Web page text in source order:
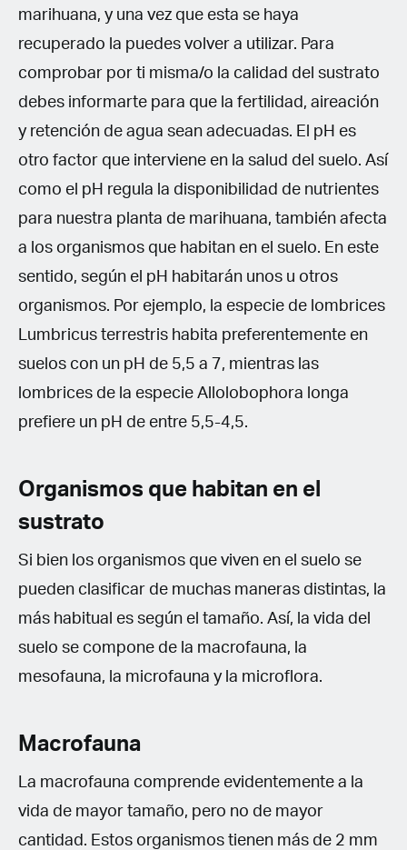
marihuana, y una vez que esta se haya
recuperado la puedes volver a utilizar. Para
comprobar por ti misma/o la calidad del sustrato
debes informarte para que la fertilidad, aireación
y retención de agua sean adecuadas. El pH es
otro factor que interviene en la salud del suelo. Así
como el pH regula la disponibilidad de nutrientes
para nuestra planta de marihuana, también afecta
a los organismos que habitan en el suelo. En este
sentido, según el pH habitarán unos u otros
organismos. Por ejemplo, la especie de lombrices
Lumbricus terrestris habita preferentemente en
suelos con un pH de 5,5 a 7, mientras las
lombrices de la especie Allolobophora longa
prefiere un pH de entre 5,5-4,5.
Organismos que habitan en el
sustrato
Si bien los organismos que viven en el suelo se
pueden clasificar de muchas maneras distintas, la
más habitual es según el tamaño. Así, la vida del
suelo se compone de la macrofauna, la
mesofauna, la microfauna y la microflora.
Macrofauna
La macrofauna comprende evidentemente a la
vida de mayor tamaño, pero no de mayor
cantidad. Estos organismos tienen más de 2 mm